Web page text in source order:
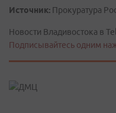
Источник: Прокуратура
Новости Владивостока в
Подписывайтесь одним